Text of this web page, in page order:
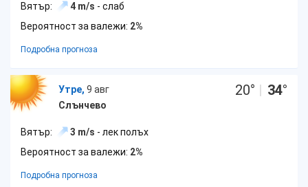
Вятър: 4 m/s - слаб
Вероятност за валежи: 2%
Подробна прогноза
Утре, 9 авг
Слънчево
20° | 34°
Вятър: 3 m/s - лек полъх
Вероятност за валежи: 2%
Подробна прогноза